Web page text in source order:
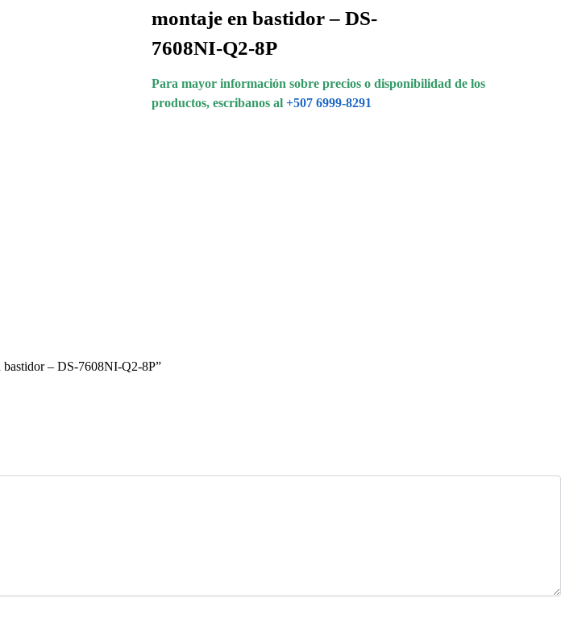
montaje en bastidor – DS-
7608NI-Q2-8P
Para mayor información sobre precios o disponibilidad de los
productos, escribanos al +507 6999-8291
– DS-7608NI-Q2-8P”